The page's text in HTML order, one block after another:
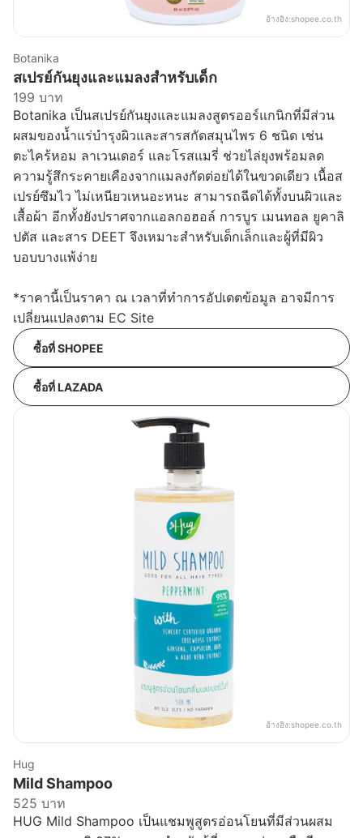
อ้างอิง:shopee.co.th
Botanika
สเปรย์กันยุงและแมลงสำหรับเด็ก
199 บาท
Botanika เป็นสเปรย์กันยุงและแมลงสูตรออร์แกนิกที่มีส่วน
ผสมของน้ำแร่บำรุงผิวและสารสกัดสมุนไพร 6 ชนิด เช่น
ตะไคร้หอม ลาเวนเดอร์ และโรสแมรี่ ช่วยไล่ยุงพร้อมลด
ความรู้สึกระคายเคืองจากแมลงกัดต่อยได้ในขวดเดียว เนื้อส
เปรย์ซึมไว ไม่เหนียวเหนอะหนะ สามารถฉีดได้ทั้งบนผิวและ
เสื้อผ้า อีกทั้งยังปราศจากแอลกอฮอล์ การบูร เมนทอล ยูคาลิ
ปตัส และสาร DEET จึงเหมาะสำหรับเด็กเล็กและผู้ที่มีผิว
บอบบางแพ้ง่าย
*ราคานี้เป็นราคา ณ เวลาที่ทำการอัปเดตข้อมูล อาจมีการ
เปลี่ยนแปลงตาม EC Site
ซื้อที่ SHOPEE
ซื้อที่ LAZADA
อ้างอิง:shopee.co.th
Hug
Mild Shampoo
525 บาท
HUG Mild Shampoo เป็นแชมพูสูตรอ่อนโยนที่มีส่วนผสม